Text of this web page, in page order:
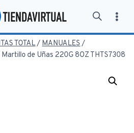
TOTAL/ MANUALES /
Martillo de Uñas 220G 8OZ THTS7308